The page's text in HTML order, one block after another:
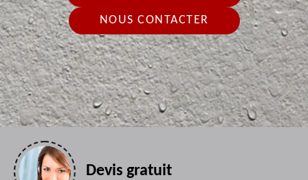
NOUS CONTACTER
Devis gratuit